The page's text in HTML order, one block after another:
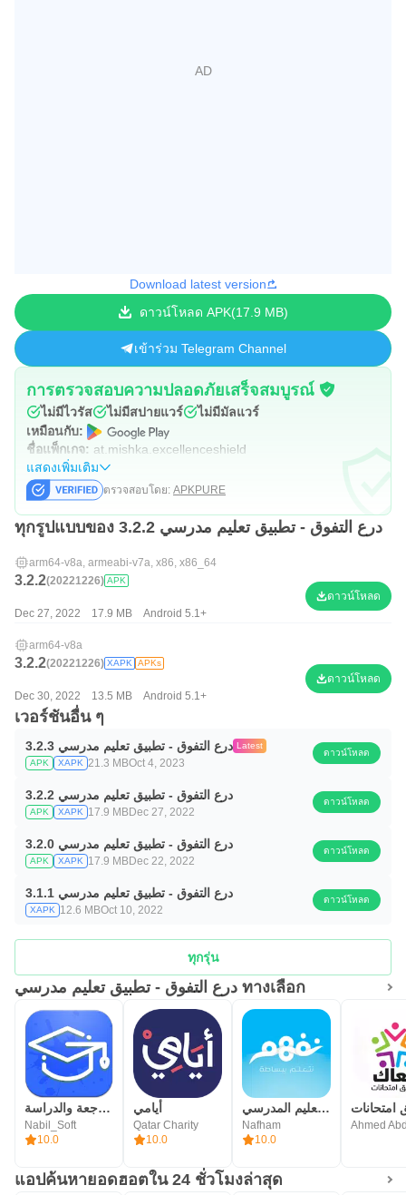
Download latest version
ดาวน์โหลด APK 17.9 MB
เข้าร่วม Telegram Channel
การตรวจสอบความปลอดภัยเสร็จสมบูรณ์
ไม่มีไวรัส ไม่มีสปายแวร์
ไม่มีมัลแวร์
เหมือนกับ:
ชื่อแพ็กเกจ: at.mishka.excellenceshield
แสดงเพิ่มเติม
ตรวจสอบโดย: APKPURE
ทุกรูปแบบของ درع التفوق - تطبيق تعليم مدرسي 3.2.2
arm64-v8a, armeabi-v7a, x86, x86_64
3.2.2(20221226) APK
Dec 27, 2022 17.9 MB Android 5.1+
ดาวน์โหลด
arm64-v8a
3.2.2(20221226) XAPK APKs
Dec 30, 2022 13.5 MB Android 5.1+
ดาวน์โหลด
เวอร์ชันอื่น ๆ
درع التفوق - تطبيق تعليم مدرسي 3.2.3 Latest
APK
XAPK 21.3 MBOct 4, 2023
ดาวน์โหลด
درع التفوق - تطبيق تعليم مدرسي 3.2.2
APK XAPK 17.9 MBDec 27, 2022
ดาวน์โหลด
درع التفوق - تطبيق تعليم مدرسي 3.2.0
APK XAPK 17.9 MBDec 22, 2022
ดาวน์โหลด
درع التفوق - تطبيق تعليم مدرسي 3.1.1
XAPK 12.6 MBOct 10, 2022
ดาวน์โหลด
ทุกรุ่น
درع التفوق - تطبيق تعليم مدرسي ทางเลือก
تنظيم المراجعة والدراسة
Nabil_Soft
10.0
أيامي
Qatar Charity
10.0
نفهم - مناهج التعليم المدرسي
Nafham
10.0
แอปค้นหายอดฮอตใน 24 ชั่วโมงล่าสุด